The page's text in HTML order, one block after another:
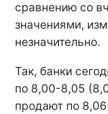
сравнению со
значениями,
незначительно.
Так, банки
по 8,00-8,05
продают по